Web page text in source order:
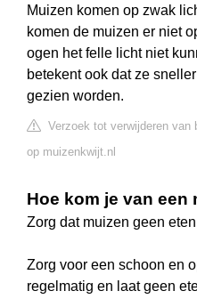
Muizen komen op zwak
komen de muizen er niet
ogen het felle licht niet
betekent ook dat ze
gezien worden.
Verzoek tot verwijderen van
op muizenkwijt.nl
Hoe kom je van een
Zorg dat muizen geen
Zorg voor een schoon en
regelmatig en laat geen